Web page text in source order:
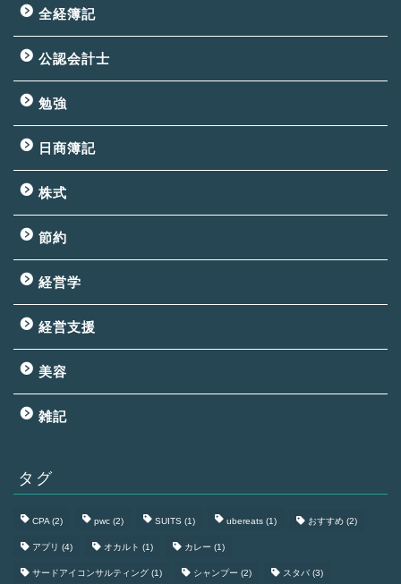
全経簿記
公認会計士
勉強
日商簿記
株式
節約
経営学
経営支援
美容
雑記
タグ
CPA (2) pwc (2) SUITS (1) ubereats (1) おすすめ (2)
アプリ (4) オカルト (1) カレー (1)
サードアイコンサルティング (1) シャンプー (2) スタバ (3)